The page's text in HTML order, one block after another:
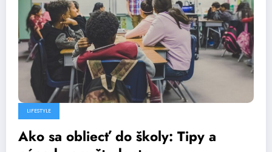
LIFESTYLE
Ako sa obliecť do školy: Tipy a